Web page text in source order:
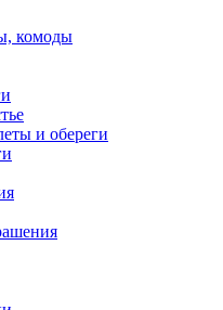
комоды
и обереги